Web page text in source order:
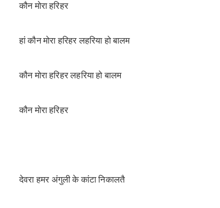
कौन मोरा हरिहर
हां कौन मोरा हरिहर लहरिया हो बालम
कौन मोरा हरिहर लहरिया हो बालम
कौन मोरा हरिहर
देवरा हमर अंगुली के कांटा निकालतै